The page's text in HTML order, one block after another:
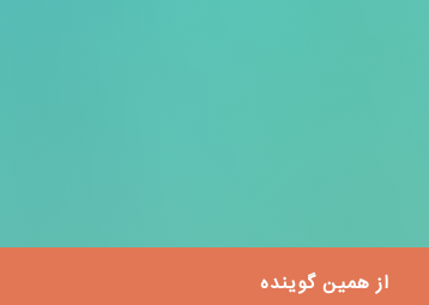
از همین گوینده